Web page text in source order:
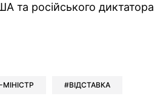
та російського диктатора
ВІДСТАВКА